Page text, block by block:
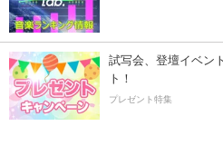
試写会、登壇イベン
ト！
プレゼント特集